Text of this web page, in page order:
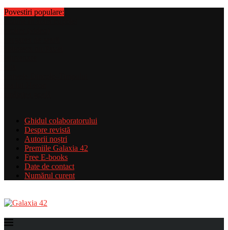
Povestiri populare:
Ghidul colaboratorului
Despre revistă
Autorii noștri
Premiile Galaxia 42
Free E-books
Date de contact
Numărul curent